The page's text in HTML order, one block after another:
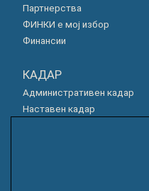
Партнерства
ФИНКИ е мој избор
Финансии
КАДАР
Административен кадар
Наставен кадар